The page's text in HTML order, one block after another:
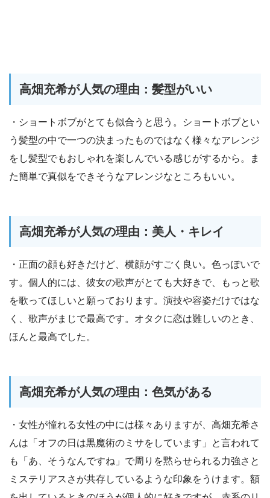
高畑充希が人気の理由：髪型がいい
・ショートボブがとても似合うと思う。ショートボブとい
う髪型の中で一つの決まったものではなく様々なアレンジ
をし髪型でもおしゃれを楽しんでいる感じがするから。ま
た簡単で真似をできそうなアレンジなところもいい。
高畑充希が人気の理由：美人・キレイ
・正面の顔も好きだけど、横顔がすごく良い。色っぽいで
す。個人的には、彼女の歌声がとても大好きで、もっと歌
を歌ってほしいと願っております。演技や容姿だけではな
く、歌声がまじで最高です。オタクに恋は難しいのとき、
ほんと最高でした。
高畑充希が人気の理由：色気がある
・女性が憧れる女性の中には様々ありますが、高畑充希さ
んは「オフの日は黒魔術のミサをしています」と言われて
も「あ、そうなんですね」で周りを黙らせられる力強さと
ミステリアスさが共存しているような印象をうけます。額